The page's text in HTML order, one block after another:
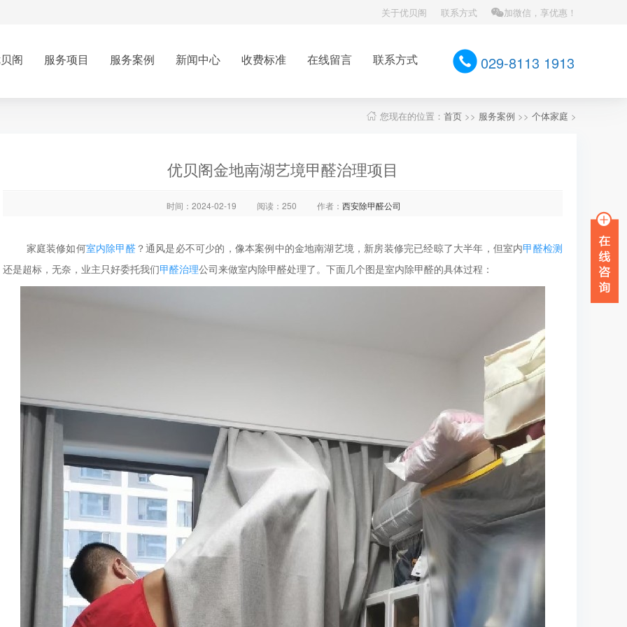
关于优贝阁 联系方式 加微信，享优惠！
阁 服务项目 服务案例 新闻中心 收费标准 在线留言 联系方式 029-8113 1913
您现在的位置： 首页 >> 服务案例 >> 个体家庭 >
优贝阁金地南湖艺境甲醛治理项目
时间：2024-02-19 阅读：250 作者： 西安除甲醛公司
家庭装修如何室内除甲醛？通风是必不可少的，像本案例中的金地南湖艺境，新房装修完已经晾了大半年，但室内甲醛检测
还是超标，无奈，业主只好委托我们甲醛治理公司来做室内除甲醛处理了。下面几个图是室内除甲醛的具体过程：